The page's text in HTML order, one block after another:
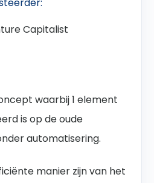
Capitalist
waarbij 1 element
is op de oude
automatisering.
manier zijn van het